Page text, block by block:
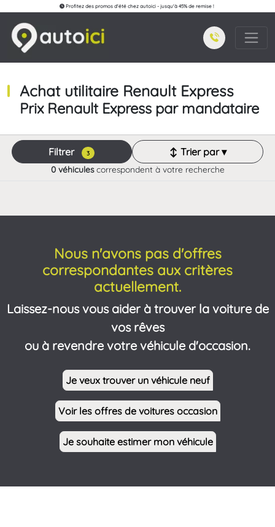
Profitez des promos d'été chez autoici - jusqu'à 45% de remise !
Achat utilitaire Renault Express
Prix Renault Express par mandataire
Filtrer 3 ↕ Trier par ▾
0 véhiculescorrespondent à votre recherche
Nous n'avons pas d'offres
correspondantes aux critères
actuellement.
Laissez-nous vous aider à trouver la voiture de
vos rêves
ou à revendre votre véhicule d'occasion.
Je veux trouver un véhicule neuf
Voir les offres de voitures occasion
Je souhaite estimer mon véhicule